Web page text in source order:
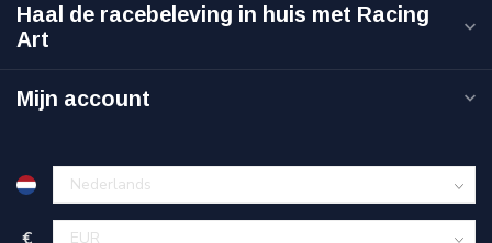
Haal de racebeleving in huis met Racing
Art
Mijn account
€